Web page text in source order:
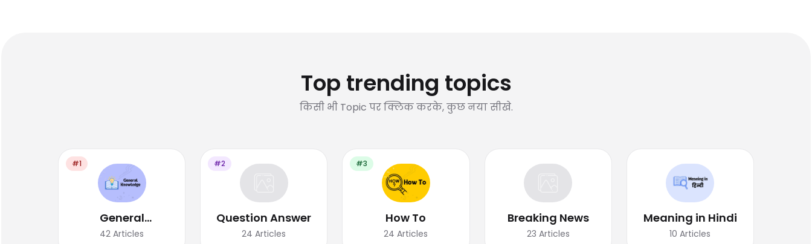
Top trending topics
किसी भी Topic पर क्लिक करके, कुछ नया सीखे.
#1
General
Knowledge
42 Articles
#2
Question Answer
24 Articles
#3
How To
24 Articles
Breaking News
23 Articles
Meaning in Hindi
10 Articles